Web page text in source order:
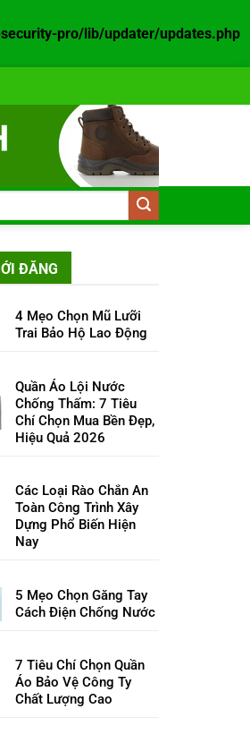
pro/lib/updater/updates.php
ĐĂNG
4 Mẹo Chọn Mũ Lưỡi
Trai Bảo Hộ Lao Động
Quần Áo Lội Nước
Chống Thấm: 7 Tiêu
Chí Chọn Mua Bền Đẹp,
Hiệu Quả 2026
Các Loại Rào Chắn An
Toàn Công Trình Xây
Dựng Phổ Biến Hiện
Nay
5 Mẹo Chọn Găng Tay
Cách Điện Chống Nước
7 Tiêu Chí Chọn Quần
Áo Bảo Vệ Công Ty
Chất Lượng Cao